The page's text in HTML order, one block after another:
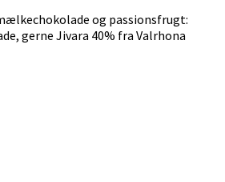
og passionsfrugt:
gerne Jivara 40% fra Valrhona